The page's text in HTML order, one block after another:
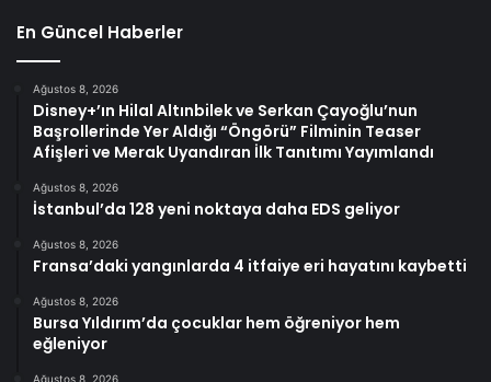
En Güncel Haberler
Ağustos 8, 2026
Disney+’ın Hilal Altınbilek ve Serkan Çayoğlu’nun
Başrollerinde Yer Aldığı “Öngörü” Filminin Teaser
Afişleri ve Merak Uyandıran İlk Tanıtımı Yayımlandı
Ağustos 8, 2026
İstanbul’da 128 yeni noktaya daha EDS geliyor
Ağustos 8, 2026
Fransa’daki yangınlarda 4 itfaiye eri hayatını kaybetti
Ağustos 8, 2026
Bursa Yıldırım’da çocuklar hem öğreniyor hem
eğleniyor
Ağustos 8, 2026